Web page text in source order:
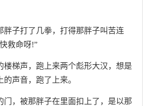
胖子打了几拳，打得那胖子叫苦连
救命呀!”
楼梯声，跑上来两个彪形大汉，想是
声音，跑了上来。
门，被那胖子在里面扣上了，是以那